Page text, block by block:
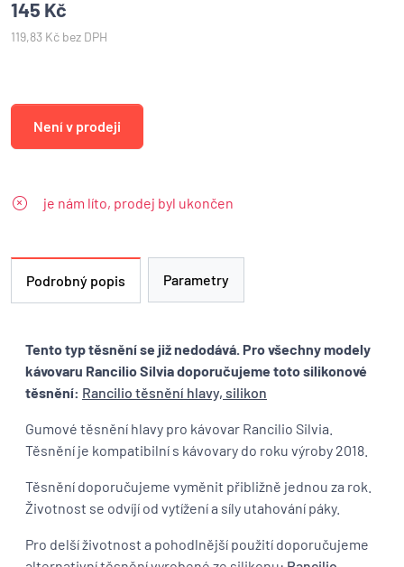
145 Kč
119,83 Kč bez DPH
Není v prodeji
je nám líto, prodej byl ukončen
Podrobný popis Parametry
Tento typ těsnění se již nedodává. Pro všechny modely
kávovaru Rancilio Silvia doporučujeme toto silikonové
těsnění: Rancilio těsnění hlavy, silikon
Gumové těsnění hlavy pro kávovar Rancilio Silvia.
Těsnění je kompatibilní s kávovary do roku výroby 2018.
Těsnění doporučujeme vyměnit přibližně jednou za rok.
Životnost se odvíjí od vytížení a síly utahování páky.
Pro delší životnost a pohodlnější použití doporučujeme